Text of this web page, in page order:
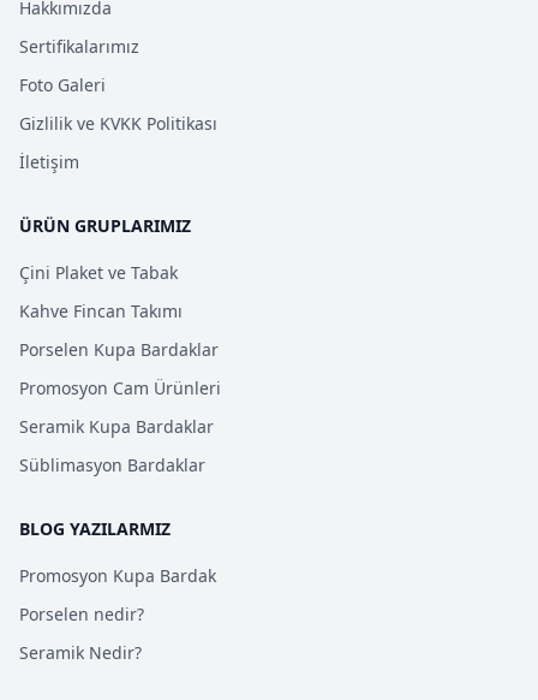
Hakkımızda
Sertifikalarımız
Foto Galeri
Gizlilik ve KVKK Politikası
İletişim
ÜRÜN GRUPLARIMIZ
Çini Plaket ve Tabak
Kahve Fincan Takımı
Porselen Kupa Bardaklar
Promosyon Cam Ürünleri
Seramik Kupa Bardaklar
Süblimasyon Bardaklar
BLOG YAZILARMIZ
Promosyon Kupa Bardak
Porselen nedir?
Seramik Nedir?